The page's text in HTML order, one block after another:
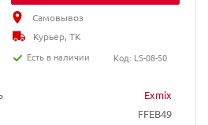
Exmix
FFEB49
Самовывоз
Курьер, ТК
Есть в наличии
Код: LS-08-50